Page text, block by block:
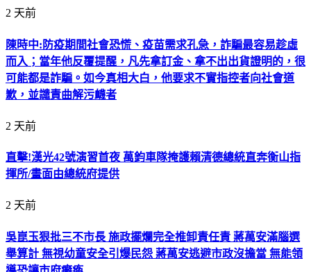
2 天前
陳時中:防疫期間社會恐慌、疫苗需求孔急，詐騙最容易趁虛
而入；當年他反覆提醒，凡先拿訂金、拿不出出貨證明的，很
可能都是詐騙。如今真相大白，他要求不實指控者向社會道
歉，並譴責曲解污衊者
2 天前
直擊!漢光42號演習首夜 萬鈞車隊掩護賴清德總統直奔衡山指
揮所/畫面由總統府提供
2 天前
吳崑玉狠批三不市長 施政擺爛完全推卸責任責 蔣萬安滿腦選
舉算計 無視幼童安全引爆民怨 蔣萬安逃避市政沒擔當 無能領